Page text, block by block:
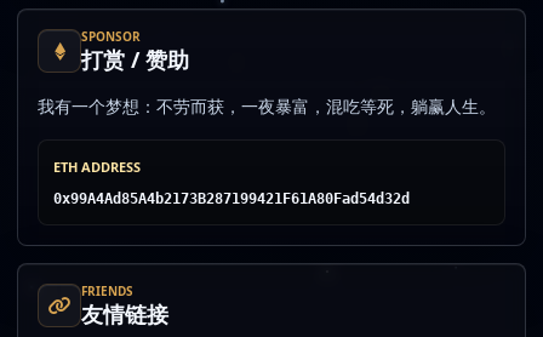
SPONSOR
打赏 / 赞助
我有一个梦想：不劳而获，一夜暴富，混吃等死，躺赢人生。
ETH ADDRESS
0x99A4Ad85A4b2173B287199421F61A80Fad54d32d
FRIENDS
友情链接